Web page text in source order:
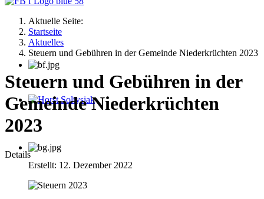
Horst Soltysiak
Aktuelle Seite:
Startseite
Aktuelles
Steuern und Gebühren in der Gemeinde Niederkrüchten 2023
Steuern und Gebühren in der
Gemeinde Niederkrüchten
2023
Details
Erstellt: 12. Dezember 2022